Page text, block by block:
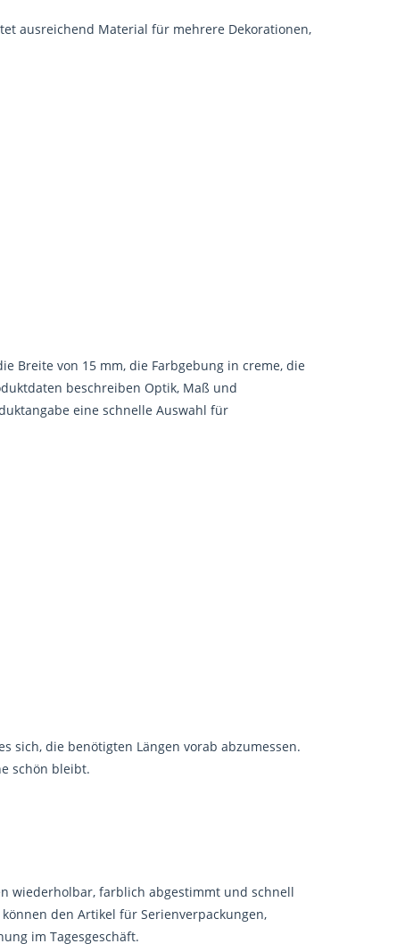
ausreichend Material für mehrere Dekorationen,
Breite von 15 mm, die Farbgebung in creme, die
beschreiben Optik, Maß und
eine schnelle Auswahl für
sich, die benötigten Längen vorab abzumessen.
schön bleibt.
wiederholbar, farblich abgestimmt und schnell
den Artikel für Serienverpackungen,
im Tagesgeschäft.